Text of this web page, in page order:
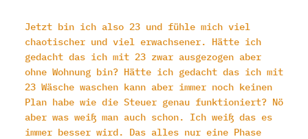
Jetzt bin ich also 23 und fühle mich viel
chaotischer und viel erwachsener. Hätte ich
gedacht das ich mit 23 zwar ausgezogen aber
ohne Wohnung bin? Hätte ich gedacht das ich mit
23 Wäsche waschen kann aber immer noch keinen
Plan habe wie die Steuer genau funktioniert? Nö
aber was weiß man auch schon. Ich weiß das es
immer besser wird. Das alles nur eine Phase